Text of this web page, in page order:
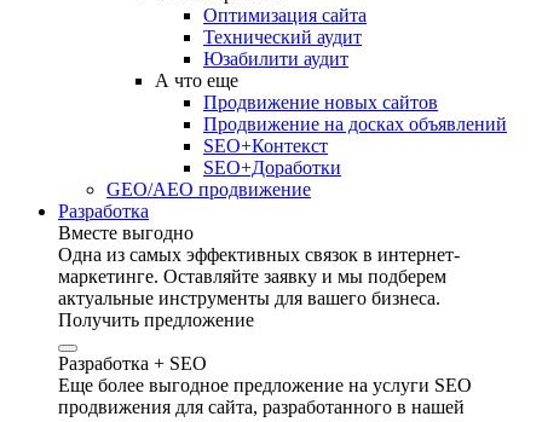
Оптимизация сайта
Технический аудит
Юзабилити аудит
А что еще
Продвижение новых сайтов
Продвижение на досках объявлений
SEO+Контекст
SEO+Доработки
GEO/AEO продвижение
Разработка
Вместе выгодно
Одна из самых эффективных связок в интернет-
маркетинге. Оставляйте заявку и мы подберем
актуальные инструменты для вашего бизнеса.
Получить предложение
Разработка + SEO
Еще более выгодное предложение на услуги SEO
продвижения для сайта, разработанного в нашей